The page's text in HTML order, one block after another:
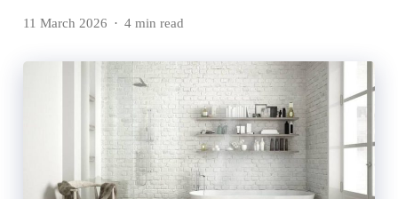
11 March 2026 4 min read